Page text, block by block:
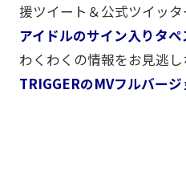
援ツイート＆公式ツイッタ
アイドルのサイン入りタ
わくわくの情報をお見逃し
TRIGGERのMVフルバージ